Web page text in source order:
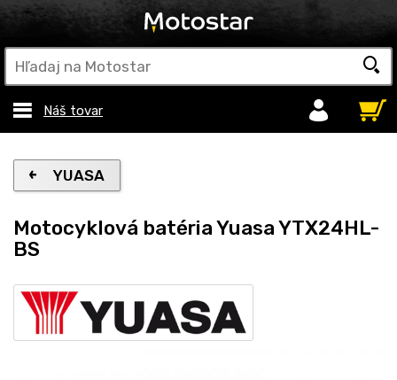
Náš tovar
YUASA
Motocyklová batéria Yuasa YTX24HL-
BS